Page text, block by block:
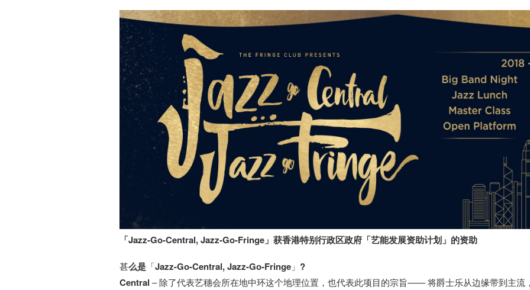
「Jazz-Go-Central, Jazz-Go-Fringe」获香港特别行政区政府「艺能发展资助计划」的资助
甚么是 「Jazz-Go-Central,Jazz-Go-Fringe 」 ?
Central – 除了代表艺穗会所在地中环这个地理位置，也代表此项目的宗旨—— 将爵士乐从边缘带到主流